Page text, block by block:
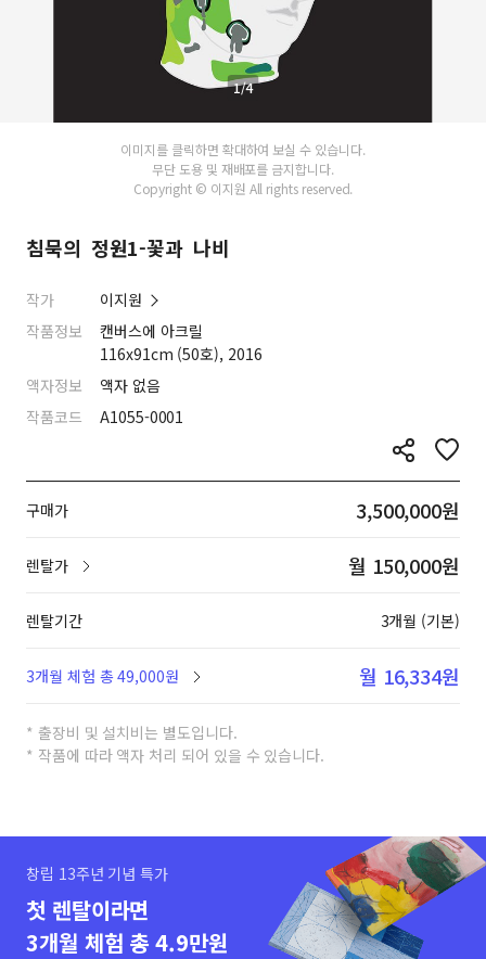
1/4
이미지를 클릭하면 확대하여 보실 수 있습니다.
무단 도용 및 재배포를 금지합니다.
Copyright © 이지원 All rights reserved.
침묵의 정원1-꽃과 나비
작가
이지원
작품정보
캔버스에 아크릴
116x91cm (50호), 2016
액자정보
액자 없음
작품코드
A1055-0001
구매가 3,500,000원
렌탈가 월 150,000원
렌탈기간 3개월 (기본)
3개월 체험 총 49,000원 월 16,334원
* 출장비 및 설치비는 별도입니다.
* 작품에 따라 액자 처리 되어 있을 수 있습니다.
창립 13주년 기념 특가
첫 렌탈이라면
3개월 체험 총 4.9만원